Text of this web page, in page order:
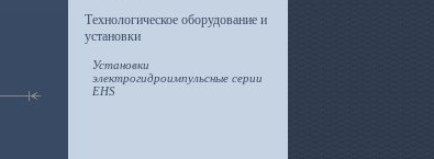
Технологическое оборудование и
установки
Установки
электрогидроимпульсные серии
EHS